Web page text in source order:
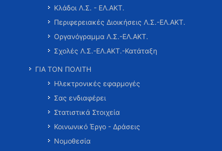
Κλάδοι Λ.Σ. - ΕΛ.ΑΚΤ.
Περιφερειακές Διοικήσεις Λ.Σ.-ΕΛ.ΑΚΤ.
Οργανόγραμμα Λ.Σ.-ΕΛ.ΑΚΤ.
Σχολές Λ.Σ.-ΕΛ.ΑΚΤ.-Κατάταξη
ΓΙΑ ΤΟΝ ΠΟΛΙΤΗ
Ηλεκτρονικές εφαρμογές
Σας ενδιαφέρει
Στατιστικά Στοιχεία
Κοινωνικό Έργο - Δράσεις
Νομοθεσία